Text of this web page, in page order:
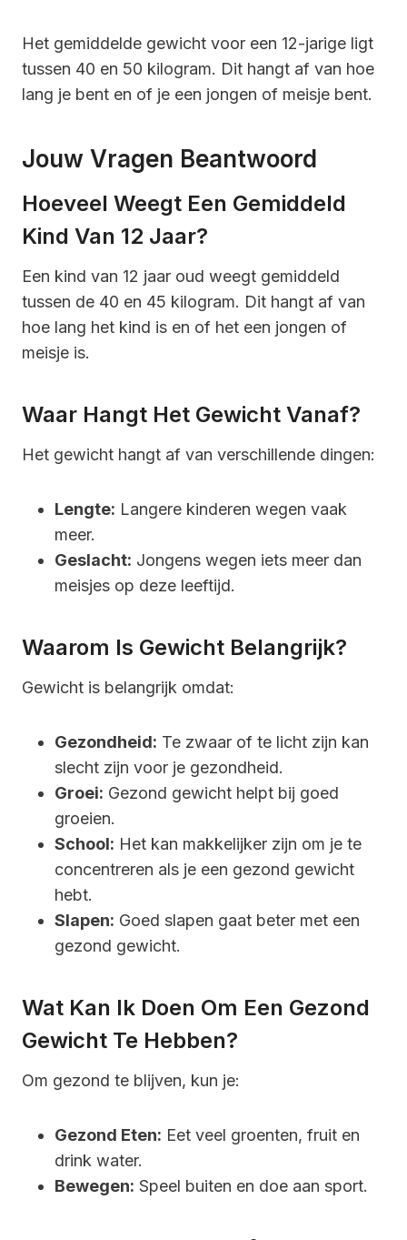
Het gemiddelde gewicht voor een 12-jarige ligt
tussen 40 en 50 kilogram. Dit hangt af van hoe
lang je bent en of je een jongen of meisje bent.
Jouw Vragen Beantwoord
Hoeveel Weegt Een Gemiddeld
Kind Van 12 Jaar?
Een kind van 12 jaar oud weegt gemiddeld
tussen de 40 en 45 kilogram. Dit hangt af van
hoe lang het kind is en of het een jongen of
meisje is.
Waar Hangt Het Gewicht Vanaf?
Het gewicht hangt af van verschillende dingen:
Lengte: Langere kinderen wegen vaak
meer.
Geslacht: Jongens wegen iets meer dan
meisjes op deze leeftijd.
Waarom Is Gewicht Belangrijk?
Gewicht is belangrijk omdat:
Gezondheid: Te zwaar of te licht zijn kan
slecht zijn voor je gezondheid.
Groei: Gezond gewicht helpt bij goed
groeien.
School: Het kan makkelijker zijn om je te
concentreren als je een gezond gewicht
hebt.
Slapen: Goed slapen gaat beter met een
gezond gewicht.
Wat Kan Ik Doen Om Een Gezond
Gewicht Te Hebben?
Om gezond te blijven, kun je:
Gezond Eten: Eet veel groenten, fruit en
drink water.
Bewegen: Speel buiten en doe aan sport.